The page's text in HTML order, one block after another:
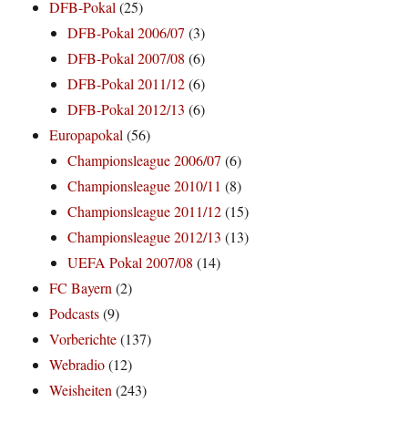
DFB-Pokal(25)
DFB-Pokal 2006/07 (3)
DFB-Pokal 2007/08 (6)
DFB-Pokal 2011/12(6)
DFB-Pokal 2012/13 (6)
Europapokal(56)
Championsleague 2006/07 (6)
Championsleague 2010/11 (8)
Championsleague 2011/12(15)
Championsleague 2012/13 (13)
UEFA Pokal 2007/08 (14)
FC Bayern(2)
Podcasts(9)
Vorberichte(137)
Webradio(12)
Weisheiten(243)